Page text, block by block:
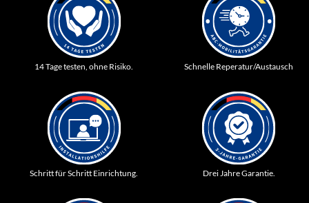
14 Tage testen, ohne Risiko. Schnelle Reperatur/Austausch
Schritt für Schritt Einrichtung. Drei Jahre Garantie.